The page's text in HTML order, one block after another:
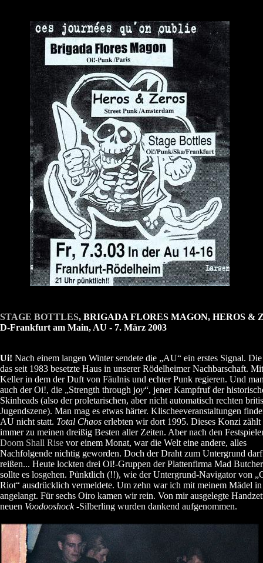
STAGE BOTTLES, BRIGADA FLORES MAGON, HEROS &
D-Frankfurt am Main, AU - 7. März 2003
Ui! Nach einem langen Winter sendete die „AU“ ein erstes Signal.
das seit 1983 besetzte Haus in unserer Rödelheimer Nachbarschaft.
Keller in dem der Duft von Fäulnis und echter Punk regieren. Und
auch der Oi!, die „Strength through joy“, jener Kampfruf der
Skinheads (also der proletarischen, aber nicht automatisch rechten
Jugendszene). Man mag es etwas härter. Klischeeveranstaltungen
AU nicht statt. Total Chaos erlebten wir dort 1995. Dieses Konzi zählt
immer zu meinen dreißig Besten aller Zeiten. Aber nach den
Doom Shall Rise vor einem Monat, war die Welt eine andere, alles
Nachfolgende nichtig geworden. Doch der Draht zum Untergrund
reißen... Heute lockten drei Oi!-Gruppen der Plattenfirma Mad
sollte es losgehen. Pünktlich (!!), wie der Untergrund-Navigator von
Riot“ ausdrücklich vermeldete. Um zehn war ich mit meinem Mädel
angelangt. Für sechs Oiro kamen wir rein. Von mir ausgelegte
neuen Voodooshock-Silberling wurden dankend aufgenommen.